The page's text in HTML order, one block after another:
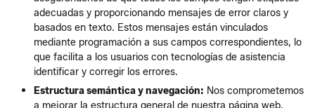
adecuadas y proporcionando mensajes de error claros y
basados en texto. Estos mensajes están vinculados
mediante programación a sus campos correspondientes, lo
que facilita a los usuarios con tecnologías de asistencia
identificar y corregir los errores.
Estructura semántica y navegación: Nos comprometemos
a mejorar la estructura general de nuestra página web.